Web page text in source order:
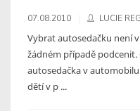
07.08.2010 LUCIE
Vybrat autosedačku není
žádném případě
autosedačka v
dětí v p ...